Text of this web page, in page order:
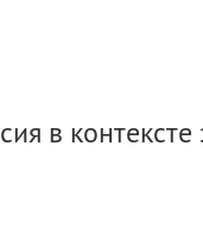
советы
в